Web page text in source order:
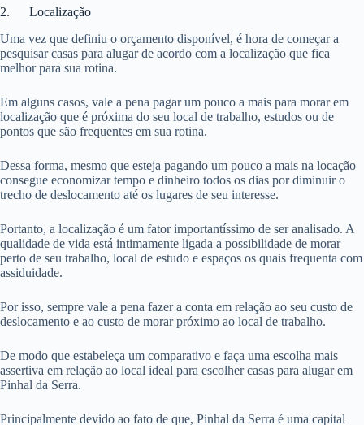
2. Localização
Uma vez que definiu o orçamento disponível, é hora de começar a
pesquisar casas para alugar de acordo com a localização que fica
melhor para sua rotina.
Em alguns casos, vale a pena pagar um pouco a mais para morar em
localização que é próxima do seu local de trabalho, estudos ou de
pontos que são frequentes em sua rotina.
Dessa forma, mesmo que esteja pagando um pouco a mais na locação
consegue economizar tempo e dinheiro todos os dias por diminuir o
trecho de deslocamento até os lugares de seu interesse.
Portanto, a localização é um fator importantíssimo de ser analisado. A
qualidade de vida está intimamente ligada a possibilidade de morar
perto de seu trabalho, local de estudo e espaços os quais frequenta com
assiduidade.
Por isso, sempre vale a pena fazer a conta em relação ao seu custo de
deslocamento e ao custo de morar próximo ao local de trabalho.
De modo que estabeleça um comparativo e faça uma escolha mais
assertiva em relação ao local ideal para escolher casas para alugar em
Pinhal da Serra.
Principalmente devido ao fato de que, Pinhal da Serra é uma capital